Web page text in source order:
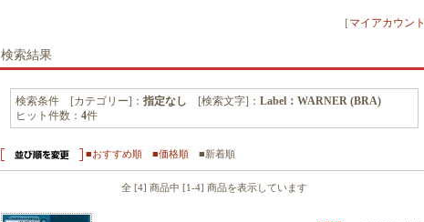
［ マイアカウント
検索結果
検索条件 [カテゴリー]： 指定なし [検索文字]： Label：WARNER (BRA)
ヒット件数： 4件
■おすすめ順 ■価格順 ■新着順
全 [4] 商品中 [1-4] 商品を表示しています